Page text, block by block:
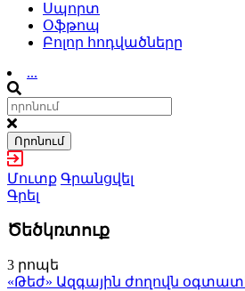
Սպորտ
Օֆթոպ
Բոլոր հոդվածները
...
Որոնում
Մուտք Գրանցվել
Գրել
Ծեծկռտուք
3 րոպե
«Թեժ» Ազգային ժողովն